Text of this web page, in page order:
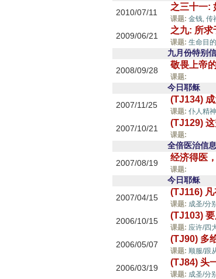
2010/07/11
之三十一:
课题: 金钱, 传
2009/06/21
之九: 所求
课题: 生命目
九月份特别
2008/09/28
敬畏上帝
课题:
今日耶稣
2007/11/25
(TJ134)
课题: 仆人精
2007/10/21
(TJ129)
课题:
全倍医治信息
2007/08/19
经济得医
课题:
今日耶稣
2007/04/15
(TJ116)
课题: 成圣/分
2006/10/15
(TJ103)
课题: 应许/四
2006/05/07
(TJ90) 多
课题: 顺服/跟
2006/03/19
(TJ84) 头
课题: 成圣/分